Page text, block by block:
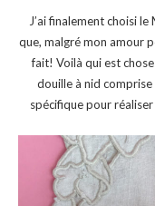
J’ai finalement choisi
que, malgré mon amour
fait! Voilà qui est
douille à nid comprise
spécifique pour